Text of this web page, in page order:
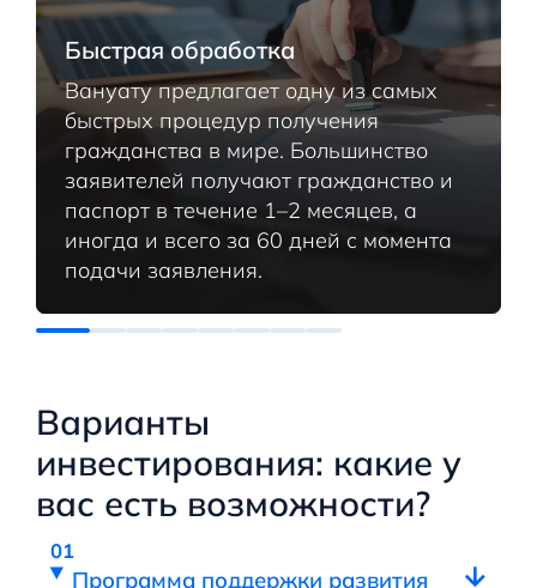
Быстрая обработка
Вануату предлагает одну из самых
быстрых процедур получения
гражданства в мире. Большинство
заявителей получают гражданство и
паспорт в течение 1–2 месяцев, а
иногда и всего за 60 дней с момента
подачи заявления.
Варианты
инвестирования: какие у
вас есть возможности?
Программа поддержки развития